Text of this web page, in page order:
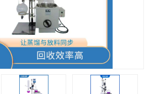
电动搅拌器